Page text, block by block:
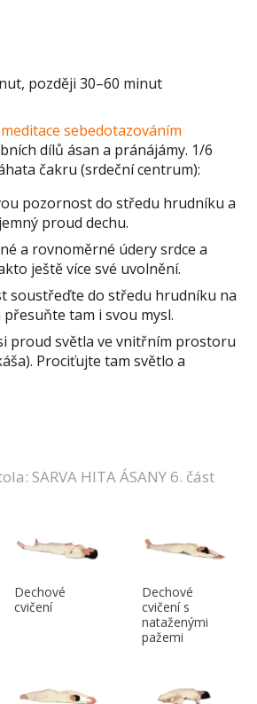
později 30–60 minut
meditace sebedotazováním
dílů ásan a pránájámy. 1/6
čakru (srdeční centrum):
pozornost do středu hrudníku a
proud dechu.
a rovnoměrné údery srdce a
ještě více své uvolnění.
soustřeďte do středu hrudníku na
tam i svou mysl.
proud světla ve vnitřním prostoru
Prociťujte tam světlo a
SARVA HITA ÁSANY 6. část
Dechové
cvičení
Dechové
cvičení s
nataženými
pažemi